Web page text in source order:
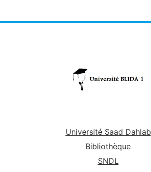
Université Saad Dahlab
Bibliothèque
SNDL